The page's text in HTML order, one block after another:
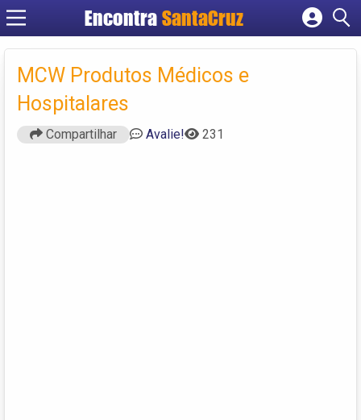
Encontra
Cadastrar empresa
Criar conta
MCW Produtos Médicos e
Hospitalares
Compartilhar Avalie! 231